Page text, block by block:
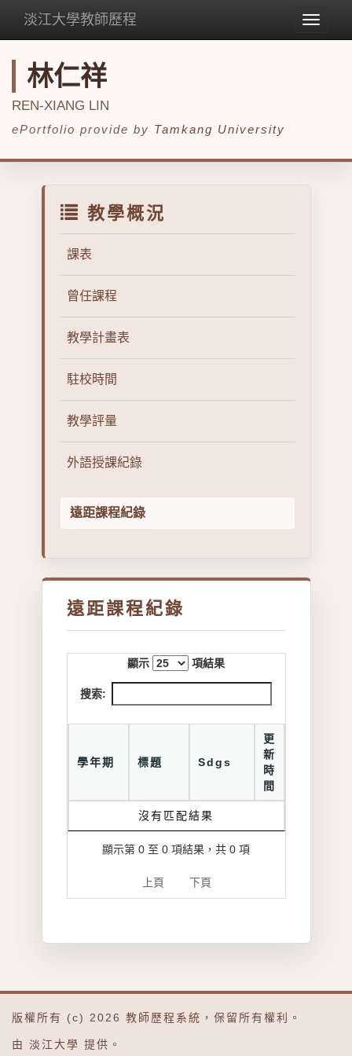
Toggle
淡江大學教師歷程
林仁祥
REN-XIANG LIN
ePortfolio provide by Tamkang University
教學概況
課表
曾任課程
教學計畫表
駐校時間
教學評量
外語授課紀錄
遠距課程紀錄
遠距課程紀錄
顯示 項結果
搜索:
學年期 標題 Sdgs
更
新
時
間
沒有匹配結果
顯示第 0 至 0 項結果，共 0 項
上頁 下頁
版權所有 (c) 2026 教師歷程系統 ，保留所有權利。
由 淡江大學 提供。